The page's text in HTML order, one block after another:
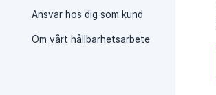
Ansvar hos dig som kund
Om vårt hållbarhetsarbete